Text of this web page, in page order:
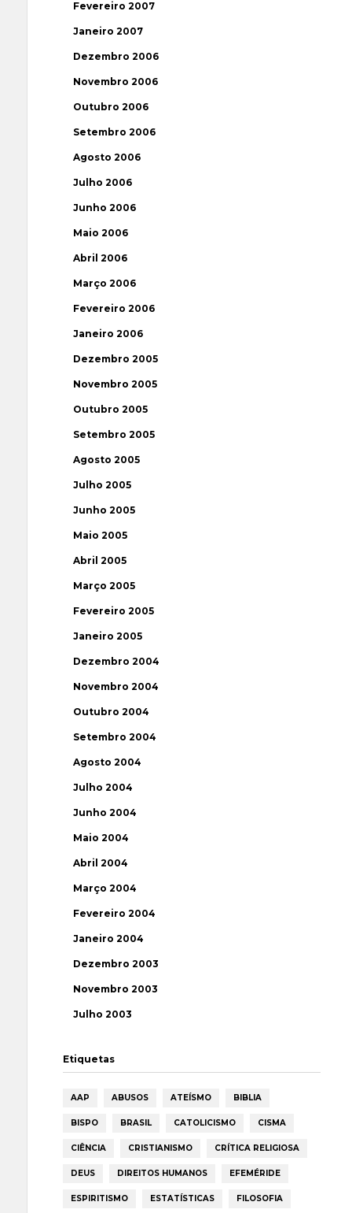
Fevereiro 2007
Janeiro 2007
Dezembro 2006
Novembro 2006
Outubro 2006
Setembro 2006
Agosto 2006
Julho 2006
Junho 2006
Maio 2006
Abril 2006
Março 2006
Fevereiro 2006
Janeiro 2006
Dezembro 2005
Novembro 2005
Outubro 2005
Setembro 2005
Agosto 2005
Julho 2005
Junho 2005
Maio 2005
Abril 2005
Março 2005
Fevereiro 2005
Janeiro 2005
Dezembro 2004
Novembro 2004
Outubro 2004
Setembro 2004
Agosto 2004
Julho 2004
Junho 2004
Maio 2004
Abril 2004
Março 2004
Fevereiro 2004
Janeiro 2004
Dezembro 2003
Novembro 2003
Julho 2003
Etiquetas
AAP ABUSOS ATEÍSMO BIBLIA
BISPO BRASIL CATOLICISMO CISMA
CIÊNCIA CRISTIANISMO CRÍTICA RELIGIOSA
DEUS DIREITOS HUMANOS EFEMÉRIDE
ESPIRITISMO ESTATÍSTICAS FILOSOFIA